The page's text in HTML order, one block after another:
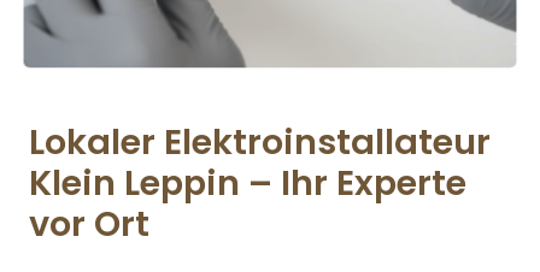
Lokaler Elektroinstallateur
Klein Leppin – Ihr Experte
vor Ort